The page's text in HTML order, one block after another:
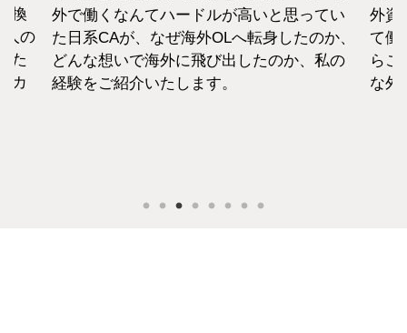
換
人の
た
カ
外で働くなんてハードルが高いと思ってい
た日系CAが、なぜ海外OLへ転身したのか、
どんな想いで海外に飛び出したのか、私の
経験をご紹介いたします。
外資
て働
らこ
な外